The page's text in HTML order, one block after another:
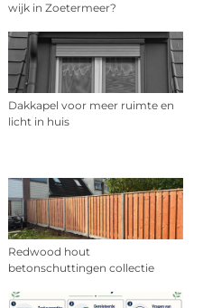
wijk in Zoetermeer?
Dakkapel voor meer ruimte en
licht in huis
Redwood hout
betonschuttingen collectie